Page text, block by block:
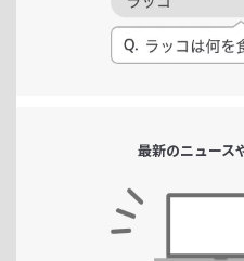
最新のニュース